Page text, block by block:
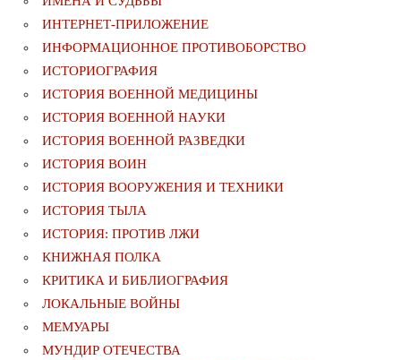
ИНТЕРНЕТ-ПРИЛОЖЕНИЕ
ИНФОРМАЦИОННОЕ ПРОТИВОБОРСТВО
ИСТОРИОГРАФИЯ
ИСТОРИЯ ВОЕННОЙ МЕДИЦИНЫ
ИСТОРИЯ ВОЕННОЙ НАУКИ
ИСТОРИЯ ВОЕННОЙ РАЗВЕДКИ
ИСТОРИЯ ВОИН
ИСТОРИЯ ВООРУЖЕНИЯ И ТЕХНИКИ
ИСТОРИЯ ТЫЛА
ИСТОРИЯ: ПРОТИВ ЛЖИ
КНИЖНАЯ ПОЛКА
КРИТИКА И БИБЛИОГРАФИЯ
ЛОКАЛЬНЫЕ ВОЙНЫ
МЕМУАРЫ
МУНДИР ОТЕЧЕСТВА